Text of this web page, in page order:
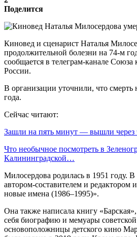
Поделится
Киновед и сценарист Наталья
продолжительной болезни на 74-м
сообщается в телеграм-канале Союза
России.
В организации уточнили, что
года.
Сейчас читают:
Зашли на пять минут — вышли
Что необычное посмотреть в
Калининградской…
Милосердова родилась в 1951 году. В
автором-составителем и редактором
новые имена (1986–1995)».
Она также написала книгу «Барская»,
себя биографию и мемуары
основоположницы детского кино